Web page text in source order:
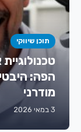
תוכן שיווקי
הפה:
מודרני
3 במאי 2026